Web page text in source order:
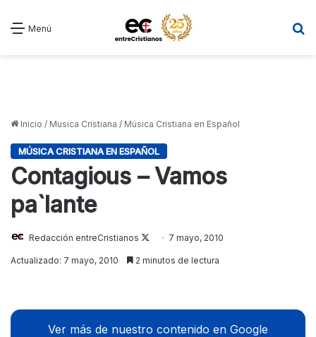
Menú
Inicio / Musica Cristiana / Música Cristiana en Español
MÚSICA CRISTIANA EN ESPAÑOL
Contagious – Vamos
pa`lante
Redacción entreCristianos
Follow
on
7 mayo, 2010
Actualizado: 7 mayo, 2010 2 minutos de lectura
Ver más de nuestro contenido en Google